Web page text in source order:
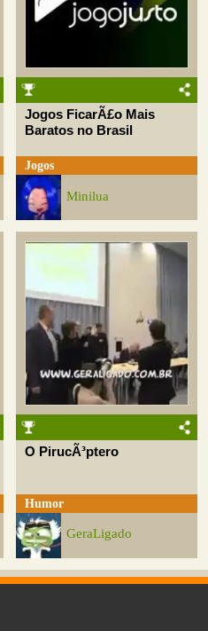
Jogos FicarÃ£o Mais
Baratos no Brasil
Jogos
Minilua
O PirucÃ³ptero
Humor
GeraLigado